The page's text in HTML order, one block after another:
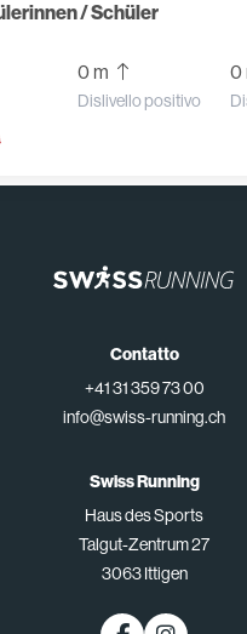
/ Schüler
0 m
Dislivello positivo
0
Contatto
+41 31 359 73 00
info@swiss-running.ch
Swiss Running
Haus des Sports
Talgut-Zentrum 27
3063 Ittigen